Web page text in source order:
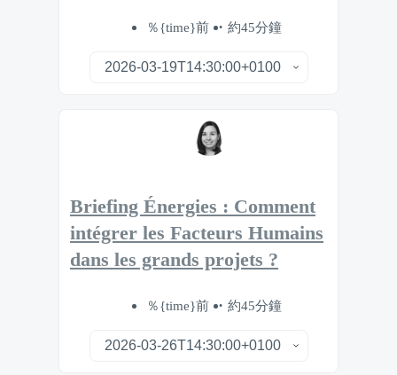
％{time}前 約45分鐘
Briefing Énergies : Comment
intégrer les Facteurs Humains
dans les grands projets ?
％{time}前 約45分鐘